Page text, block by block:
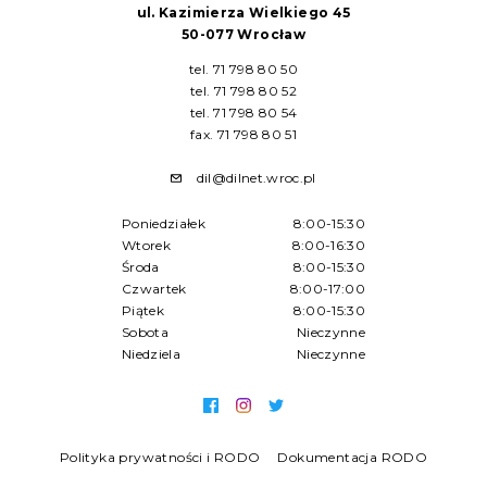
ul. Kazimierza Wielkiego 45
50-077 Wrocław
tel. 71 798 80 50
tel. 71 798 80 52
tel. 71 798 80 54
fax. 71 798 80 51
dil@dilnet.wroc.pl
Poniedziałek
8:00-15:30
Wtorek
8:00-16:30
Środa
8:00-15:30
Czwartek
8:00-17:00
Piątek
8:00-15:30
Sobota
Nieczynne
Niedziela
Nieczynne
Polityka prywatności i RODO Dokumentacja RODO